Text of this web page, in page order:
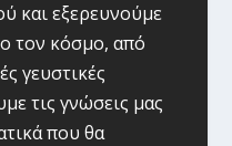
και εξερευνούμε
τον κόσμο, από
γευστικές
τις γνώσεις μας
που θα